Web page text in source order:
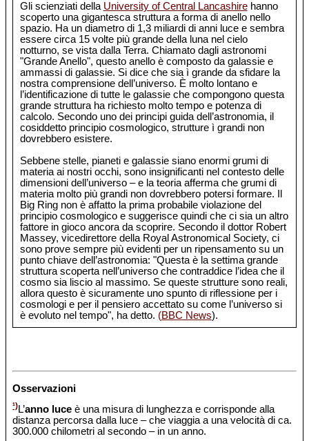
Gli scienziati della University of Central Lancashirehanno
scoperto una gigantesca struttura a forma di anello nello
spazio. Ha un diametro di 1,3 miliardi di anni luce e sembra
essere circa 15 volte più grande della luna nel cielo
notturno, se vista dalla Terra. Chiamato dagli astronomi
"Grande Anello", questo anello è composto da galassie e
ammassi di galassie. Si dice che sia ì grande da sfidare la
nostra comprensione dell’universo. È molto lontano e
l’identificazione di tutte le galassie che compongono questa
grande struttura ha richiesto molto tempo e potenza di
calcolo. Secondo uno dei principi guida dell’astronomia, il
cosiddetto principio cosmologico, strutture ì grandi non
dovrebbero esistere.
Sebbene stelle, pianeti e galassie siano enormi grumi di
materia ai nostri occhi, sono insignificanti nel contesto delle
dimensioni dell’universo – e la teoria afferma che grumi di
materia molto più grandi non dovrebbero potersi formare. Il
Big Ring non è affatto la prima probabile violazione del
principio cosmologico e suggerisce quindi che ci sia un altro
fattore in gioco ancora da scoprire. Secondo il dottor Robert
Massey, vicedirettore della Royal Astronomical Society, ci
sono prove sempre più evidenti per un ripensamento su un
punto chiave dell’astronomia: "Questa è la settima grande
struttura scoperta nell’universo che contraddice l’idea che il
cosmo sia liscio al massimo. Se queste strutture sono reali,
allora questo è sicuramente uno spunto di riflessione per i
cosmologi e per il pensiero accettato su come l’universo si
è evoluto nel tempo", ha detto. (BBC News).
Osservazioni
¹)L’anno luce è una misura di lunghezza e corrisponde alla
distanza percorsa dalla luce – che viaggia a una velocità di ca.
300.000 chilometri al secondo – in un anno.